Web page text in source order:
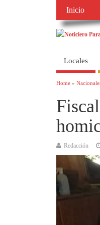
Inicio
Locales
Home »
Redacción